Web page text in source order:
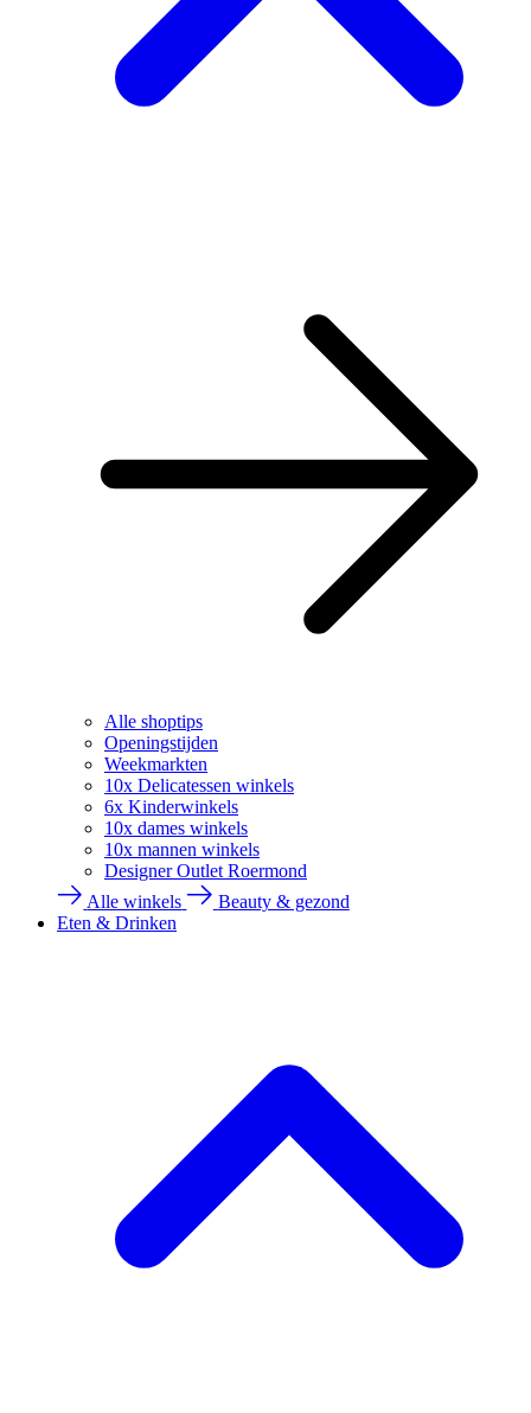
Alle shoptips
Openingstijden
Weekmarkten
10x Delicatessen winkels
6x Kinderwinkels
10x dames winkels
10x mannen winkels
Designer Outlet Roermond
Alle winkels
Beauty & gezond
Eten & Drinken